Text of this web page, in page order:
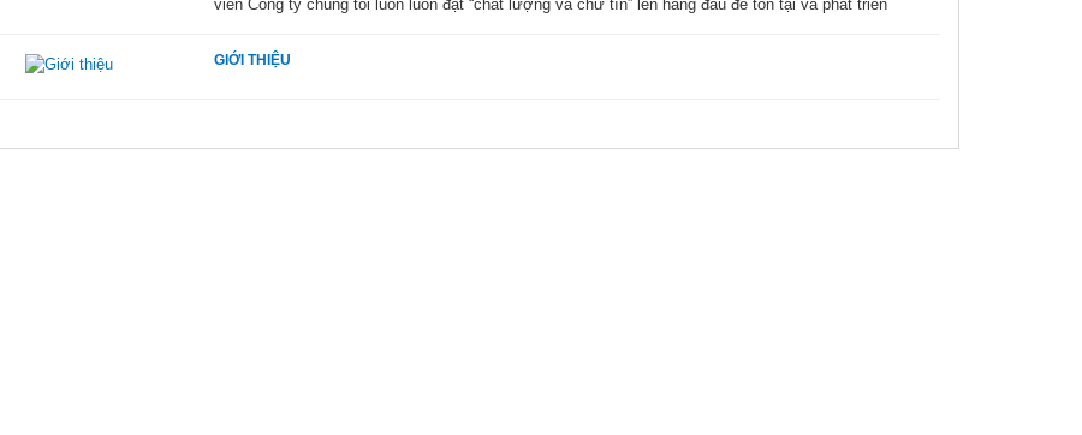
viên Công ty chúng tôi luôn luôn đặt “chất lượng và chữ tín” lên hàng đầu để tồn tại và phát triển
GIỚI THIỆU